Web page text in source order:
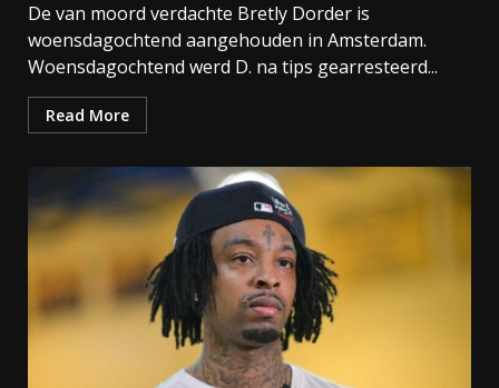
De van moord verdachte Bretly Dorder is
woensdagochtend aangehouden in Amsterdam.
Woensdagochtend werd D. na tips gearresteerd...
Read More